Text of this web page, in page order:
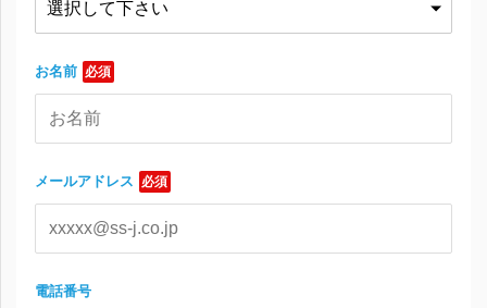
お名前 必須
メールアドレス 必須
電話番号